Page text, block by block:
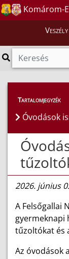
Komárom-
Híreink >
Tartalomjegyzék
Óvodások
2026. június
A Felsőgallai
gyermeknapi
tűzoltókat és
Az óvodások